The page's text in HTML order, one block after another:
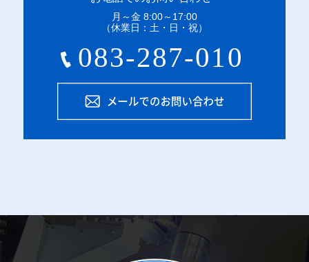
月～金 8:00～17:00
（休業日：土・日・祝）